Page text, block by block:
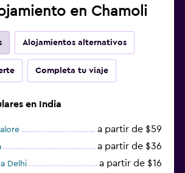
en Chamoli
Alojamientos alternativos
Completa tu viaje
en India
a partir de $59
a partir de $36
Delhi a partir de $16